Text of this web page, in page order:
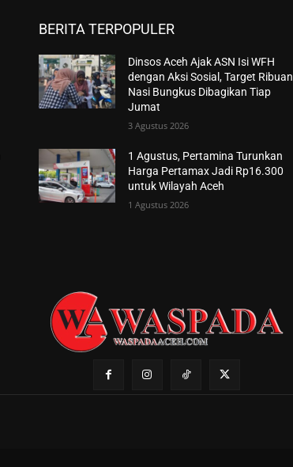
BERITA TERPOPULER
Dinsos Aceh Ajak ASN Isi WFH
dengan Aksi Sosial, Target Ribuan
Nasi Bungkus Dibagikan Tiap
Jumat
3 Agustus 2026
1 Agustus, Pertamina Turunkan
Harga Pertamax Jadi Rp16.300
untuk Wilayah Aceh
1 Agustus 2026